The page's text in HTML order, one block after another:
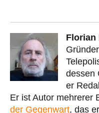
Florian
dessen
er
Er ist Autor mehrerer
der Gegenwart, das